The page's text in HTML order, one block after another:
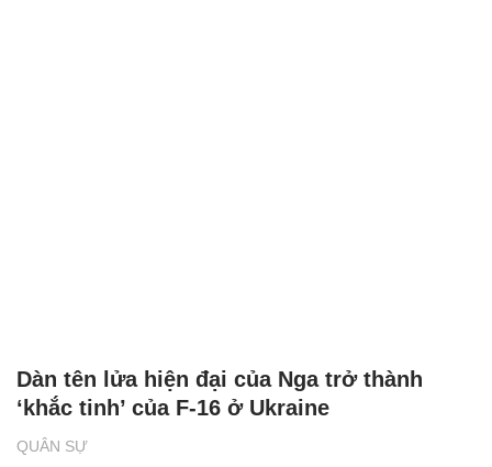
QUÂN SỰ
Dàn tên lửa hiện đại của Nga trở thành
‘khắc tinh’ của F-16 ở Ukraine